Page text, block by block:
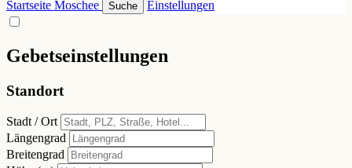
Startseite Moschee Suche Einstellungen
Gebetseinstellungen
Standort
Stadt / Ort
Längengrad
Breitengrad